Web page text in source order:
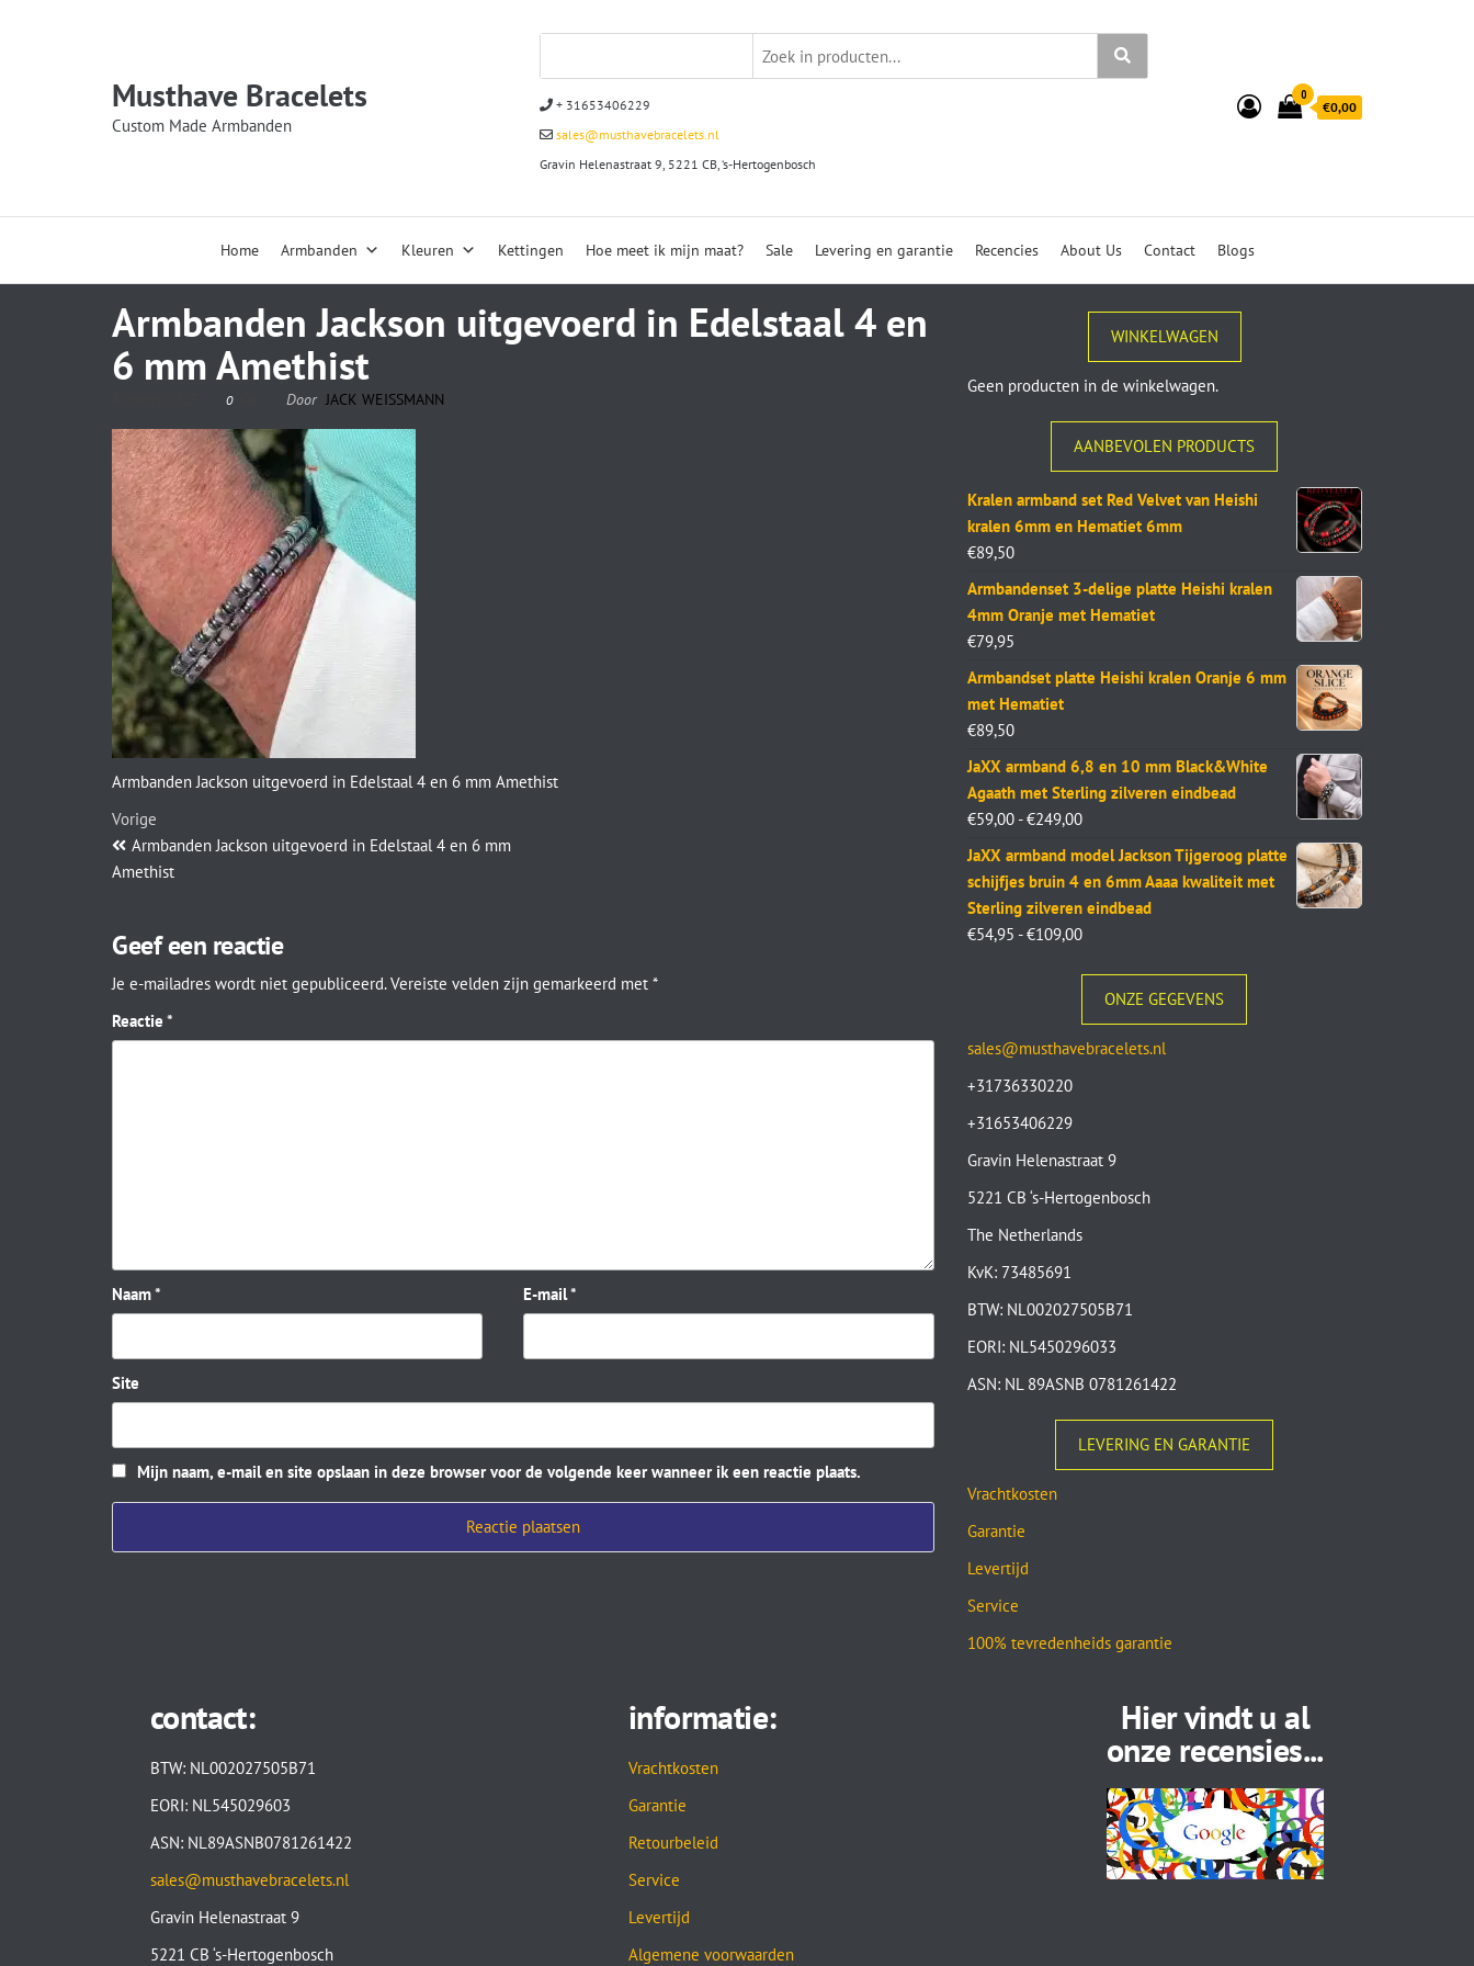
Musthave Bracelets
Custom Made Armbanden
+ 31653406229
sales@musthavebracelets.nl
Gravin Helenastraat 9, 5221 CB, ‘s-Hertogenbosch
0
€0,00
Home Armbanden Kleuren Kettingen Hoe meet ik mijn maat? Sale Levering en garantie Recencies About Us Contact Blogs
Armbanden Jackson uitgevoerd in Edelstaal 4 en
6 mm Amethist
0 Door JACK WEISSMANN
Armbanden Jackson uitgevoerd in Edelstaal 4 en 6 mm Amethist
Vorige
Armbanden Jackson uitgevoerd in Edelstaal 4 en 6 mm
Amethist
Geef een reactie
Je e-mailadres wordt niet gepubliceerd. Vereiste velden zijn gemarkeerd met *
Reactie *
Naam* E-mail*
Site
Mijn naam, e-mail en site opslaan in deze browser voor de volgende keer wanneer ik een reactie plaats.
WINKELWAGEN
Geen producten in de winkelwagen.
AANBEVOLEN PRODUCTS
Kralen armband set Red Velvet van Heishi
kralen 6mm en Hematiet 6mm
€89,50
Armbandenset 3-delige platte Heishi kralen
4mm Oranje met Hematiet
€79,95
Armbandset platte Heishi kralen Oranje 6 mm
met Hematiet
€89,50
JaXX armband 6,8 en 10 mm Black&White
Agaath met Sterling zilveren eindbead
€59,00 - €249,00
JaXX armband model Jackson Tijgeroog platte
schijfjes bruin 4 en 6mm Aaaa kwaliteit met
Sterling zilveren eindbead
€54,95 - €109,00
ONZE GEGEVENS
sales@musthavebracelets.nl
+31736330220
+31653406229
Gravin Helenastraat 9
5221 CB ‘s-Hertogenbosch
The Netherlands
KvK: 73485691
BTW: NL002027505B71
EORI: NL5450296033
ASN: NL 89ASNB 0781261422
LEVERING EN GARANTIE
Vrachtkosten
Garantie
Levertijd
Service
100% tevredenheids garantie
contact:
BTW: NL002027505B71
EORI: NL545029603
ASN: NL89ASNB0781261422
sales@musthavebracelets.nl
Gravin Helenastraat 9
5221 CB ‘s-Hertogenbosch
informatie:
Vrachtkosten
Garantie
Retourbeleid
Service
Levertijd
Algemene voorwaarden
Hier vindt u al
onze recensies...